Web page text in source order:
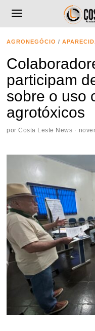
AGRONEGÓCIO /
participam
sobre o uso
agrotóxicos
porCosta Leste News